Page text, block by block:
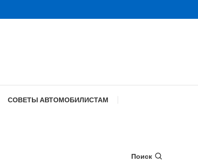
СОВЕТЫ АВТОМОБИЛИСТАМ
Поиск